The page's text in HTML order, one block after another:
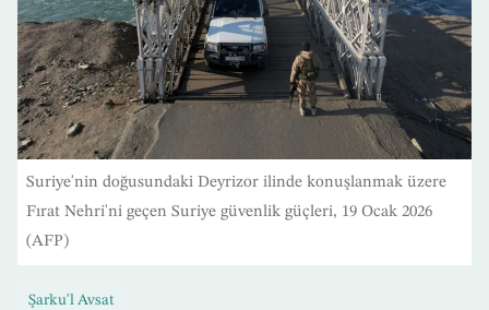
Suriye'nin doğusundaki Deyrizor ilinde konuşlanmak üzere
Fırat Nehri'ni geçen Suriye güvenlik güçleri, 19 Ocak 2026
(AFP)
Şarku'l Avsat